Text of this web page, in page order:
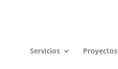
Servicios Proyectos